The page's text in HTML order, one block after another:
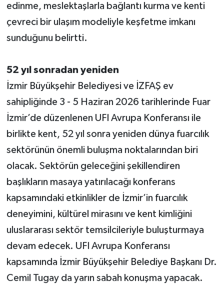
edinme, meslektaşlarla bağlantı kurma ve kenti
çevreci bir ulaşım modeliyle keşfetme imkanı
sunduğunu belirtti.
52 yıl sonradan yeniden
İzmir Büyükşehir Belediyesi ve İZFAŞ ev
sahipliğinde 3 - 5 Haziran 2026 tarihlerinde Fuar
İzmir’de düzenlenen UFI Avrupa Konferansı ile
birlikte kent, 52 yıl sonra yeniden dünya fuarcılık
sektörünün önemli buluşma noktalarından biri
olacak. Sektörün geleceğini şekillendiren
başlıkların masaya yatırılacağı konferans
kapsamındaki etkinlikler de İzmir’in fuarcılık
deneyimini, kültürel mirasını ve kent kimliğini
uluslararası sektör temsilcileriyle buluşturmaya
devam edecek. UFI Avrupa Konferansı
kapsamında İzmir Büyükşehir Belediye Başkanı Dr.
Cemil Tugay da yarın sabah konuşma yapacak.